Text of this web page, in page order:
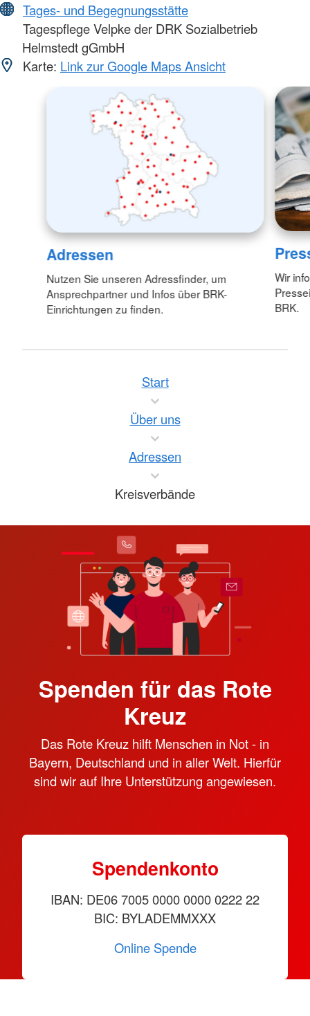
Tages- und Begegnungsstätte
Tagespflege Velpke der DRK Sozialbetrieb
Helmstedt gGmbH
Karte: Link zur Google Maps Ansicht
Adressen
Nutzen Sie unseren Adressfinder, um
Ansprechpartner und Infos über BRK-
Einrichtungen zu finden.
Wir
BRK.
Start
Über uns
Adressen
Kreisverbände
Spenden für das Rote
Kreuz
Das Rote Kreuz hilft Menschen in Not - in
Bayern, Deutschland und in aller Welt. Hierfür
sind wir auf Ihre Unterstützung angewiesen.
Spendenkonto
IBAN: DE06 7005 0000 0000 0222 22
BIC: BYLADEMMXXX
Online Spende